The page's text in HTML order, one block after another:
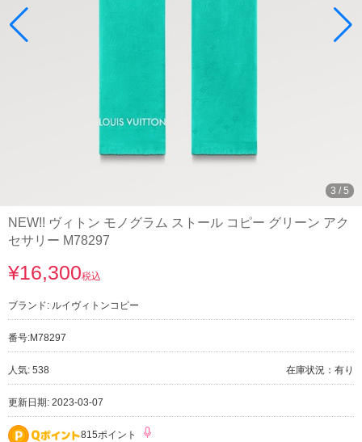
3 / 5
NEW!! ヴィトン モノグラム ストール コピー グリーン アク
セサリー M78297
¥16,300税込
ブランド: ルイヴィトンコピー
番号:M78297
人気: 538 在庫状況：有り
更新日期: 2023-03-07
815ポイント